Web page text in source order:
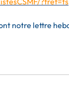
notre lettre